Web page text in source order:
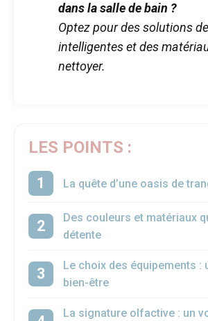
dans la salle de bain ?
Optez pour des solutions
intelligentes et des
nettoyer.
LES POINTS :
La quête d’une oasis de
Des couleurs et matériaux
détente
Le choix des équipements :
bien-être
La signature olfactive : un